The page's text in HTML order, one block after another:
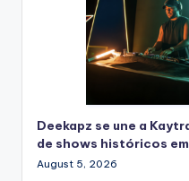
Deekapz se une a
de shows históricos em
August 5, 2026